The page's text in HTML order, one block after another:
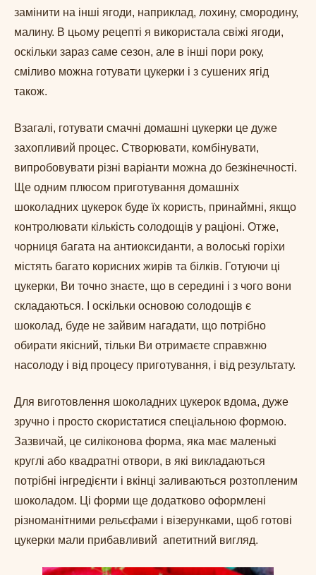
замінити на інші ягоди, наприклад, лохину, смородину,
малину. В цьому рецепті я використала свіжі ягоди,
оскільки зараз саме сезон, але в інші пори року,
сміливо можна готувати цукерки і з сушених ягід
також.
Взагалі, готувати смачні домашні цукерки це дуже
захопливий процес. Створювати, комбінувати,
випробовувати різні варіанти можна до безкінечності.
Ще одним плюсом приготування домашніх
шоколадних цукерок буде їх користь, принаймні, якщо
контролювати кількість солодощів у раціоні. Отже,
чорниця багата на антиоксиданти, а волоські горіхи
містять багато корисних жирів та білків. Готуючи ці
цукерки, Ви точно знаєте, що в середині і з чого вони
складаються. І оскільки основою солодощів є
шоколад, буде не зайвим нагадати, що потрібно
обирати якісний, тільки Ви отримаєте справжню
насолоду і від процесу приготування, і від результату.
Для виготовлення шоколадних цукерок вдома, дуже
зручно і просто скористатися спеціальною формою.
Зазвичай, це силіконова форма, яка має маленькі
круглі або квадратні отвори, в які викладаються
потрібні інгредієнти і вкінці заливаються розтопленим
шоколадом. Ці форми ще додатково оформлені
різноманітними рельєфами і візерунками, щоб готові
цукерки мали прибавливий апетитний вигляд.